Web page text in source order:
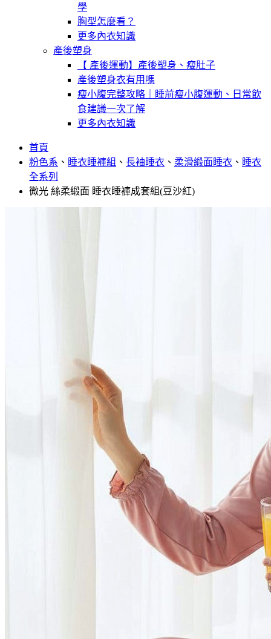
學
胸型怎麼看？
更多內衣知識
產後塑身
【 產後運動】產後塑身、瘦肚子
產後塑身衣有用嗎
瘦小腹完整攻略｜睡前瘦小腹運動、日常飲
食建議一次了解
更多內衣知識
首頁
粉色系 、 睡衣睡褲組 、 長袖睡衣 、 柔滑緞面睡衣 、 睡衣
全系列
微光 絲柔緞面 睡衣睡褲成套組(豆沙紅)